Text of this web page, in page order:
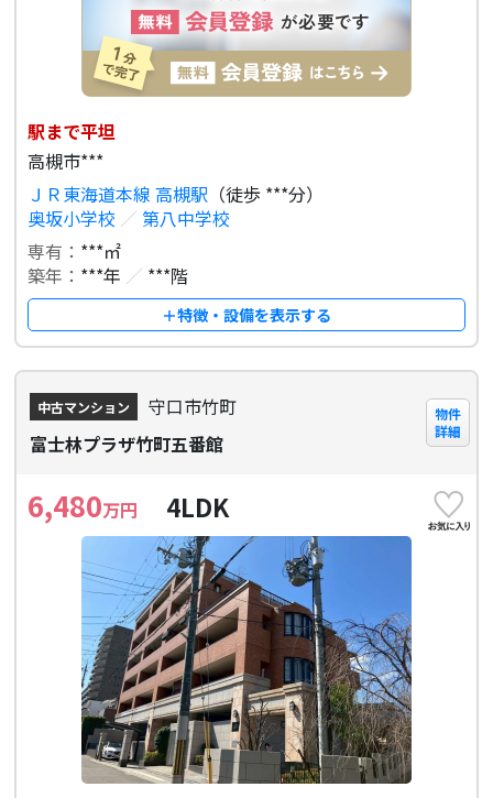
駅まで平坦
高槻市***
ＪＲ東海道本線 高槻駅 （徒歩 ***分）
奥坂小学校 ／ 第八中学校
専有： ***㎡
築年： ***年 ／ ***階
＋特徴・設備を表示する
中古マンション
守口市竹町
富士林プラザ竹町五番館
物件
詳細
6,480万円 4LDK